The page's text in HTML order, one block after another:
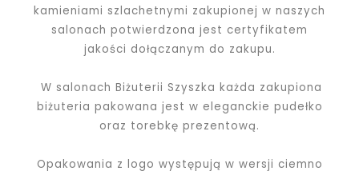
kamieniami szlachetnymi zakupionej w naszych
salonach potwierdzona jest certyfikatem
jakości dołączanym do zakupu.
W salonach Biżuterii Szyszka każda zakupiona
biżuteria pakowana jest w eleganckie pudełko
oraz torebkę prezentową.
Opakowania z logo występują w wersji ciemno